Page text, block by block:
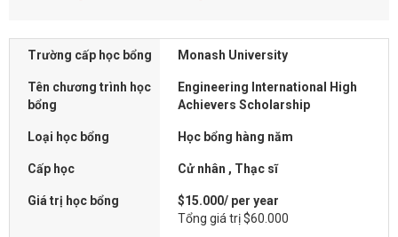
Trường cấp học bổng Monash University
Tên chương trình học
bổng
Engineering International High
Achievers Scholarship
Loại học bổng Học bổng hàng năm
Cấp học Cử nhân , Thạc sĩ
Giá trị học bổng
$15.000/ per year
Tổng giá trị $60.000